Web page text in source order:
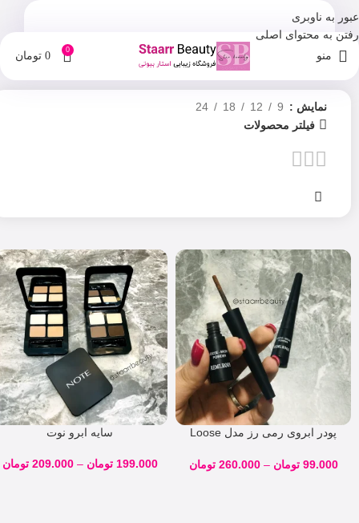
عبور به ناوبری
رفتن به محتوای اصلی
منو 0
0 تومان
نمایش 9
12
18
24
فیلتر محصولات
پودر ابروی رمی رز مدل Loose
Loose Brow Powder99.000 تومان –
260.000 تومان
سایه ابرو نوت
199.000 تومان –
209.000 تومان